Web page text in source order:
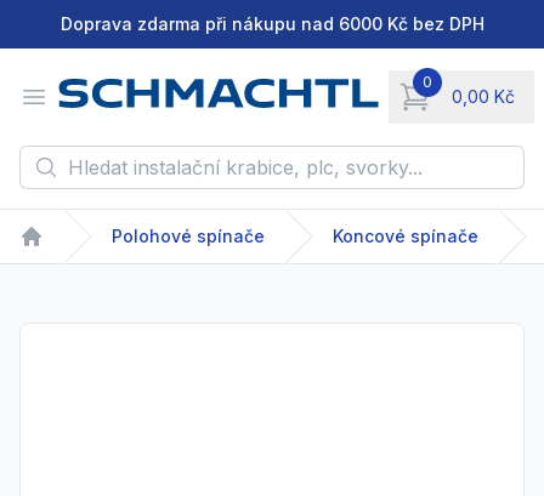
Doprava zdarma při nákupu nad 6000 Kč bez DPH
Open menu
0
0,00 Kč
items in cart,
Hledat instalační krabice, plc, svorky...
Home
Polohové spínače Koncové spínače